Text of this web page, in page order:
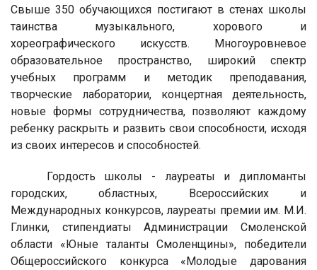
Свыше 350 обучающихся постигают в стенах школы
таинства музыкального, хорового и
хореографического искусств. Многоуровневое
образовательное пространство, широкий спектр
учебных программ и методик преподавания,
творческие лаборатории, концертная деятельность,
новые формы сотрудничества, позволяют каждому
ребенку раскрыть и развить свои способности, исходя
из своих интересов и способностей.
Гордость школы - лауреаты и дипломанты
городских, областных, Всероссийских и
Международных конкурсов, лауреаты премии им. М.И.
Глинки, стипендиаты Администрации Смоленской
области «Юные таланты Смоленщины», победители
Общероссийского конкурса «Молодые дарования